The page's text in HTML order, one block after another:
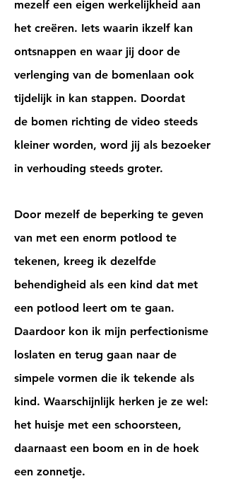
mezelf een eigen werkelijkheid aan
het creëren. Iets waarin ikzelf kan
ontsnappen en waar jij door de
verlenging van de bomenlaan ook
tijdelijk in kan stappen. Doordat
de bomen richting de video steeds
kleiner worden, word jij als bezoeker
in verhouding steeds groter.
Door mezelf de beperking te geven
van met een enorm potlood te
tekenen, kreeg ik dezelfde
behendigheid als een kind dat met
een potlood leert om te gaan.
Daardoor kon ik mijn perfectionisme
loslaten en terug gaan naar de
simpele vormen die ik tekende als
kind. Waarschijnlijk herken je ze wel:
het huisje met een schoorsteen,
daarnaast een boom en in de hoek
een zonnetje.